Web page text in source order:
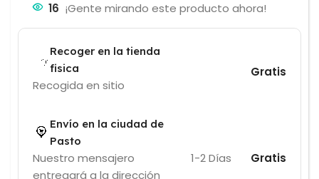
16 ¡Gente mirando este producto ahora!
Recoger en la tienda
fisica
Recogida en sitio
Gratis
Envío en la ciudad de
Pasto
Nuestro mensajero
entregará a la dirección
1-2 Días Gratis